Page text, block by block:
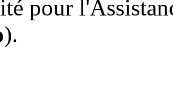
pour
).